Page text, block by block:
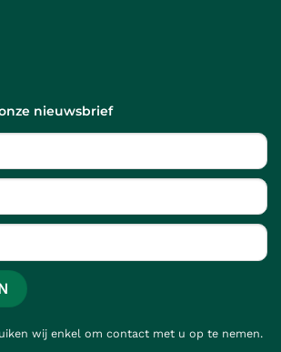
nieuwsbrief
wij enkel om contact met u op te nemen.